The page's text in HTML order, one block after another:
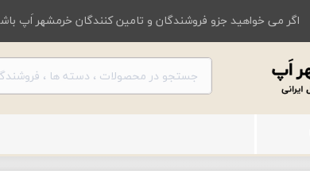
اگر می خواهید جزو فروشندگان و تامین کنندگان خرمشهر اَپ